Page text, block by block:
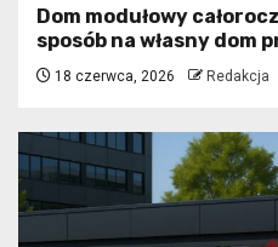
Dom modułowy
sposób na własny dom
18 czerwca, 2026 Redakcja